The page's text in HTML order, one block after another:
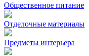
Общественное питание
Отделочные материалы
Предметы интерьера